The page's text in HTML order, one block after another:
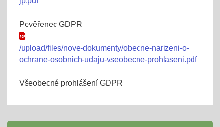
Pověřenec GDPR
/upload/files/nove-dokumenty/obecne-narizeni-o-
ochrane-osobnich-udaju-vseobecne-prohlaseni.pdf
Všeobecné prohlášení GDPR